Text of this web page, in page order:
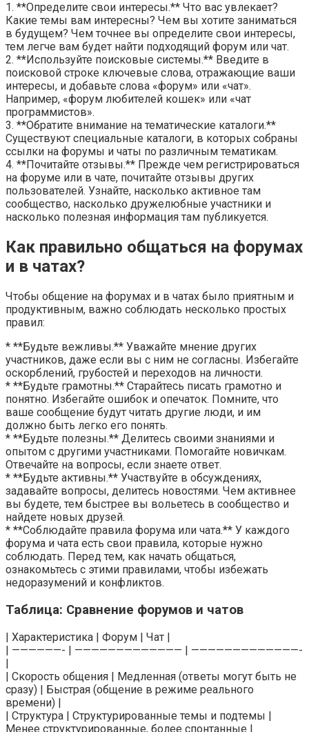
1. **Определите свои интересы.** Что вас увлекает?
Какие темы вам интересны? Чем вы хотите заниматься
в будущем? Чем точнее вы определите свои интересы,
тем легче вам будет найти подходящий форум или чат.
2. **Используйте поисковые системы.** Введите в
поисковой строке ключевые слова, отражающие ваши
интересы, и добавьте слова «форум» или «чат».
Например, «форум любителей кошек» или «чат
программистов».
3. **Обратите внимание на тематические каталоги.**
Существуют специальные каталоги, в которых собраны
ссылки на форумы и чаты по различным тематикам.
4. **Почитайте отзывы.** Прежде чем регистрироваться
на форуме или в чате, почитайте отзывы других
пользователей. Узнайте, насколько активное там
сообщество, насколько дружелюбные участники и
насколько полезная информация там публикуется.
Как правильно общаться на форумах
и в чатах?
Чтобы общение на форумах и в чатах было приятным и
продуктивным, важно соблюдать несколько простых
правил:
* **Будьте вежливы.** Уважайте мнение других
участников, даже если вы с ним не согласны. Избегайте
оскорблений, грубостей и переходов на личности.
* **Будьте грамотны.** Старайтесь писать грамотно и
понятно. Избегайте ошибок и опечаток. Помните, что
ваше сообщение будут читать другие люди, и им
должно быть легко его понять.
* **Будьте полезны.** Делитесь своими знаниями и
опытом с другими участниками. Помогайте новичкам.
Отвечайте на вопросы, если знаете ответ.
* **Будьте активны.** Участвуйте в обсуждениях,
задавайте вопросы, делитесь новостями. Чем активнее
вы будете, тем быстрее вы вольетесь в сообщество и
найдете новых друзей.
* **Соблюдайте правила форума или чата.** У каждого
форума и чата есть свои правила, которые нужно
соблюдать. Перед тем, как начать общаться,
ознакомьтесь с этими правилами, чтобы избежать
недоразумений и конфликтов.
Таблица: Сравнение форумов и чатов
| Характеристика | Форум | Чат |
| ——————- | ————————————— | —————————————-
|
| Скорость общения | Медленная (ответы могут быть не
сразу) | Быстрая (общение в режиме реального
времени) |
| Структура | Структурированные темы и подтемы |
Менее структурированные, более спонтанные |